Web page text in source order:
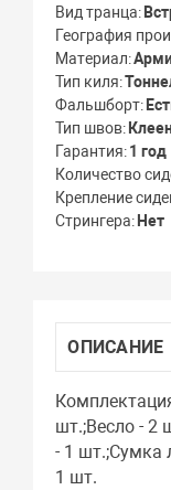
Вид транца
География
Материал
Тип киля
Фальшборт
Тип швов
Гарантия 1 год
Количество
Крепление
Стрингера Нет
ОПИСАНИЕ
шт.;Весло - 2
- 1 шт.;Сумка
1 шт.